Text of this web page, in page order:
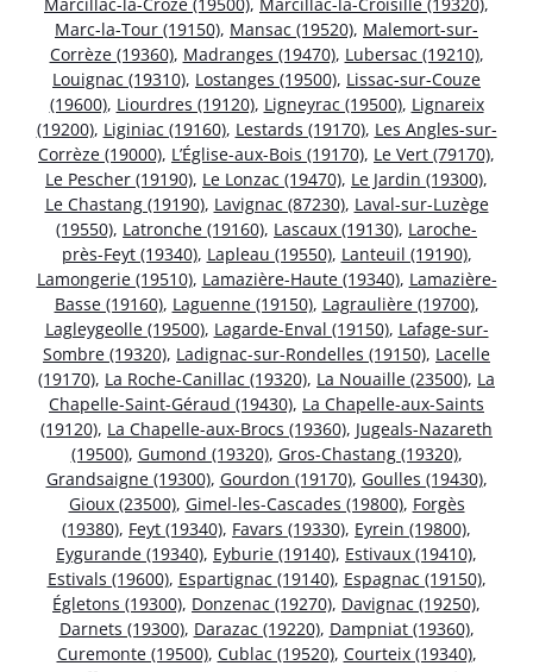
Marc-la-Tour (19150), Mansac (19520), Malemort-sur-
Corrèze (19360), Madranges (19470), Lubersac (19210),
Louignac (19310), Lostanges (19500), Lissac-sur-Couze
(19600), Liourdres (19120), Ligneyrac (19500), Lignareix
(19200), Liginiac (19160), Lestards (19170), Les Angles-sur-
Corrèze (19000), L’Église-aux-Bois (19170), Le Vert (79170),
Le Pescher (19190), Le Lonzac (19470), Le Jardin (19300),
Le Chastang (19190), Lavignac (87230), Laval-sur-Luzège
(19550), Latronche (19160), Lascaux (19130), Laroche-
près-Feyt (19340), Lapleau (19550), Lanteuil (19190),
Lamongerie (19510), Lamazière-Haute (19340), Lamazière-
Basse (19160), Laguenne (19150), Lagraulière (19700),
Lagleygeolle (19500), Lagarde-Enval (19150), Lafage-sur-
Sombre (19320), Ladignac-sur-Rondelles (19150), Lacelle
(19170), La Roche-Canillac (19320), La Nouaille (23500), La
Chapelle-Saint-Géraud (19430), La Chapelle-aux-Saints
(19120), La Chapelle-aux-Brocs (19360), Jugeals-Nazareth
(19500), Gumond (19320), Gros-Chastang (19320),
Grandsaigne (19300), Gourdon (19170), Goulles (19430),
Gioux (23500), Gimel-les-Cascades (19800), Forgès
(19380), Feyt (19340), Favars (19330), Eyrein (19800),
Eygurande (19340), Eyburie (19140), Estivaux (19410),
Estivals (19600), Espartignac (19140), Espagnac (19150),
Égletons (19300), Donzenac (19270), Davignac (19250),
Darnets (19300), Darazac (19220), Dampniat (19360),
Curemonte (19500), Cublac (19520), Courteix (19340),